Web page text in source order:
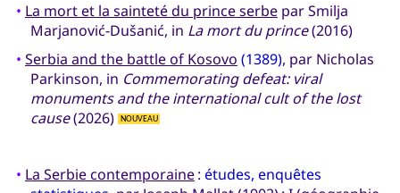
• La mort et la sainteté du prince serbepar Smilja
Marjanović-Dušanić, in La mort du prince(2016)
• Serbia and the battle of Kosovo (1389), par Nicholas
Parkinson, in Commemorating defeat: viral
monuments and the international cult of the lost
cause(2026) NOUVEAU
• La Serbie contemporaine: études, enquêtes